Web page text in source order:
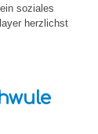
soziales
herzlichst